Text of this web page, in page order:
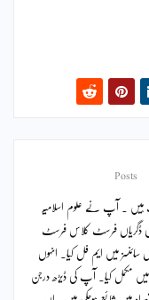
ہیں ۔ آپ نے علوم اسلامیہ
کی ڈگریاں فرسٹ کلاس فرسٹ
میں ایم فل کیا۔ انہوں
مکمل کیا۔ آپ کی ڈیڑھ درجن